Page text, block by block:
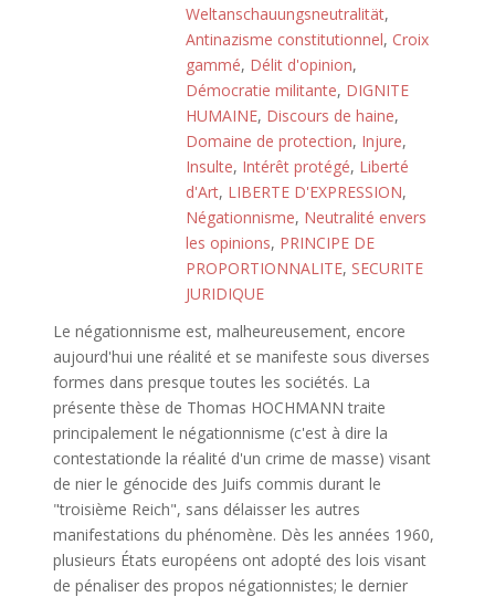
Weltanschauungsneutralität,
Antinazisme constitutionnel, Croix
gammé, Délit d'opinion,
Démocratie militante, DIGNITE
HUMAINE, Discours de haine,
Domaine de protection, Injure,
Insulte, Intérêt protégé, Liberté
d'Art, LIBERTE D'EXPRESSION,
Négationnisme, Neutralité envers
les opinions, PRINCIPE DE
PROPORTIONNALITE, SECURITE
JURIDIQUE
Le négationnisme est, malheureusement, encore
aujourd'hui une réalité et se manifeste sous diverses
formes dans presque toutes les sociétés. La
présente thèse de Thomas HOCHMANN traite
principalement le négationnisme (c'est à dire la
contestationde la réalité d'un crime de masse) visant
de nier le génocide des Juifs commis durant le
"troisième Reich", sans délaisser les autres
manifestations du phénomène. Dès les années 1960,
plusieurs États européens ont adopté des lois visant
de pénaliser des propos négationnistes; le dernier